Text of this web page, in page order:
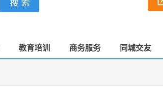
教育培训 商务服务 同城交友